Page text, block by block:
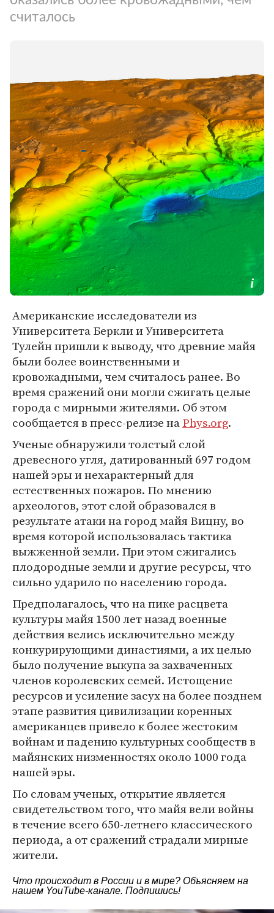
считалось
Американские исследователи из
Университета Беркли и Университета
Тулейн пришли к выводу, что древние майя
были более воинственными и
кровожадными, чем считалось ранее. Во
время сражений они могли сжигать целые
города с мирными жителями. Об этом
сообщается в пресс-релизе наPhys.org.
Ученые обнаружили толстый слой
древесного угля, датированный 697 годом
нашей эры и нехарактерный для
естественных пожаров. По мнению
археологов, этот слой образовался в
результате атаки на город майя Вицну, во
время которой использовалась тактика
выжженной земли. При этом сжигались
плодородные земли и другие ресурсы, что
сильно ударило по населению города.
Предполагалось, что на пике расцвета
культуры майя 1500 лет назад военные
действия велись исключительно между
конкурирующими династиями, а их целью
было получение выкупа за захваченных
членов королевских семей. Истощение
ресурсов и усиление засух на более позднем
этапе развития цивилизации коренных
американцев привело к более жестоким
войнам и падению культурных сообществ в
майянских низменностях около 1000 года
нашей эры.
По словам ученых, открытие является
свидетельством того, что майя вели войны
в течение всего 650-летнего классического
периода, а от сражений страдали мирные
жители.
Что происходит в России и в мире? Объясняем на
нашем YouTube-канале. Подпишись!